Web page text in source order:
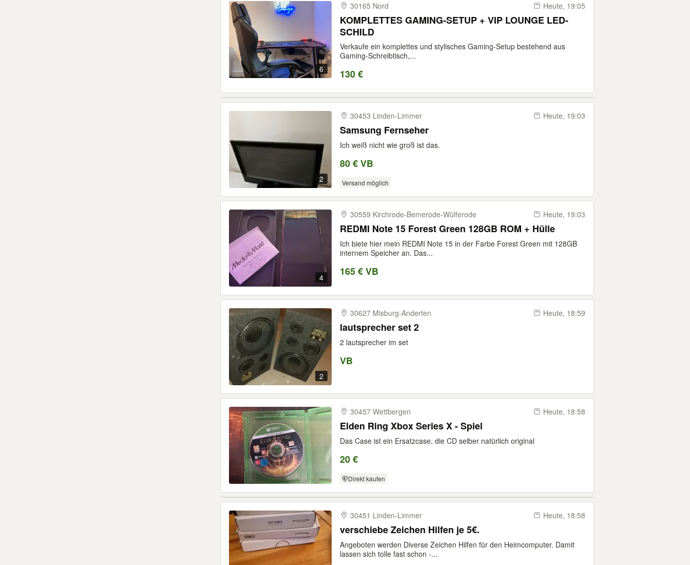
6
30165 Nord Heute, 19:05
KOMPLETTES GAMING-SETUP + VIP LOUNGE LED-
SCHILD
Verkaufe ein komplettes und stylisches Gaming-Setup bestehend aus
Gaming-Schreibtisch,...
130 €
2
30453 Linden-​Limmer Heute, 19:03
Samsung Fernseher
Ich weiß nicht wie groß ist das.
80 € VB
Versand möglich
4
30559 Kirchrode-​Bemerode-​Wülferode Heute, 19:03
REDMI Note 15 Forest Green 128GB ROM + Hülle
Ich biete hier mein REDMI Note 15 in der Farbe Forest Green mit 128GB
internem Speicher an. Das...
165 € VB
2
30627 Misburg-​Anderten Heute, 18:59
lautsprecher set 2
2 lautsprecher im set
VB
30457 Wettbergen Heute, 18:58
Elden Ring Xbox Series X - Spiel
Das Case ist ein Ersatzcase, die CD selber natürlich original
20 €
Direkt kaufen
30451 Linden-​Limmer Heute, 18:58
verschiebe Zeichen Hilfen je 5€.
Angeboten werden Diverse Zeichen Hilfen für den Heimcomputer. Damit
lassen sich tolle fast schon -...